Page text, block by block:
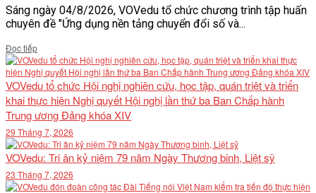
Sáng ngày 04/8/2026, VOVedu tổ chức chương trình tập huấn
chuyên đề "Ứng dụng nền tảng chuyển đổi số và...
Đọc tiếpDetails
VOVedu tổ chức Hội nghị nghiên cứu, học tập, quán triệt và triển
khai thực hiện Nghị quyết Hội nghị lần thứ ba Ban Chấp hành
Trung ương Đảng khóa XIV
29 Tháng 7, 2026
VOVedu: Tri ân kỷ niệm 79 năm Ngày Thương binh, Liệt sỹ
23 Tháng 7, 2026